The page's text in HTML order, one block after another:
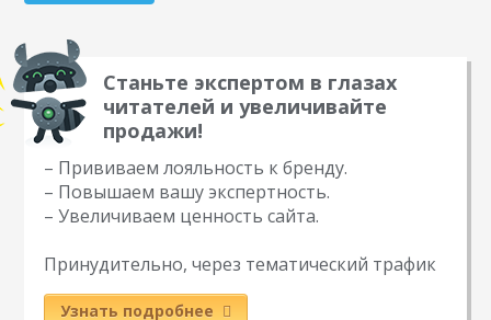
Станьте экспертом в глазах
читателей и увеличивайте
продажи!
– Прививаем лояльность к бренду.
– Повышаем вашу экспертность.
– Увеличиваем ценность сайта.
Принудительно, через тематический трафик
Узнать подробнее